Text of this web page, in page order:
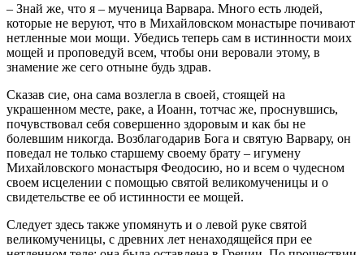
– Знай же, что я – мученица Варвара. Много есть людей,
которые не веруют, что в Михайловском монастыре почивают
нетленные мои мощи. Убедись теперь сам в истинности моих
мощей и проповедуй всем, чтобы они веровали этому, в
знамение же сего отныне будь здрав.
Сказав сие, она сама возлегла в своей, стоящей на
украшенном месте, раке, а Иоанн, тотчас же, проснувшись,
почувствовал себя совершенно здоровым и как бы не
болевшим никогда. Возблагодарив Бога и святую Варвару, он
поведал не только старшему своему брату – игумену
Михайловского монастыря Феодосию, но и всем о чудесном
своем исцелении с помощью святой великомученицы и о
свидетельстве ее об истинности ее мощей.
Следует здесь также упомянуть и о левой руке святой
великомученицы, с древних лет ненаходящейся при ее